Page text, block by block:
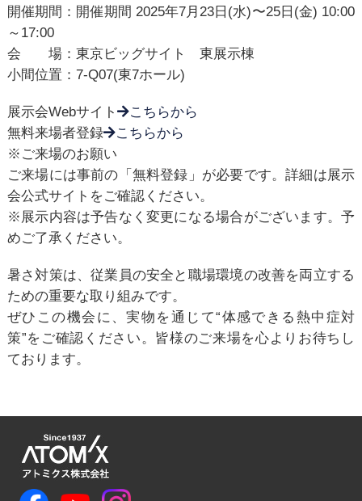
開催期間：開催期間 2025年7月23日(⽔)〜25日(金) 10:00
～17:00
会 場：東京ビッグサイト 東展示棟
小間位置：7-Q07(東7ホール)
展示会Webサイト
こちらから
無料来場者登録
こちらから
※ご来場のお願い
ご来場には事前の「無料登録」が必要です。詳細は展示
会公式サイトをご確認ください。
※展示内容は予告なく変更になる場合がございます。予
めご了承ください。
暑さ対策は、従業員の安全と職場環境の改善を両立する
ための重要な取り組みです。
ぜひこの機会に、実物を通じて“体感できる熱中症対
策”をご確認ください。皆様のご来場を心よりお待ちし
ております。